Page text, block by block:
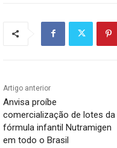
Artigo anterior
Anvisa proíbe
comercialização de lotes da
fórmula infantil Nutramigen
em todo o Brasil